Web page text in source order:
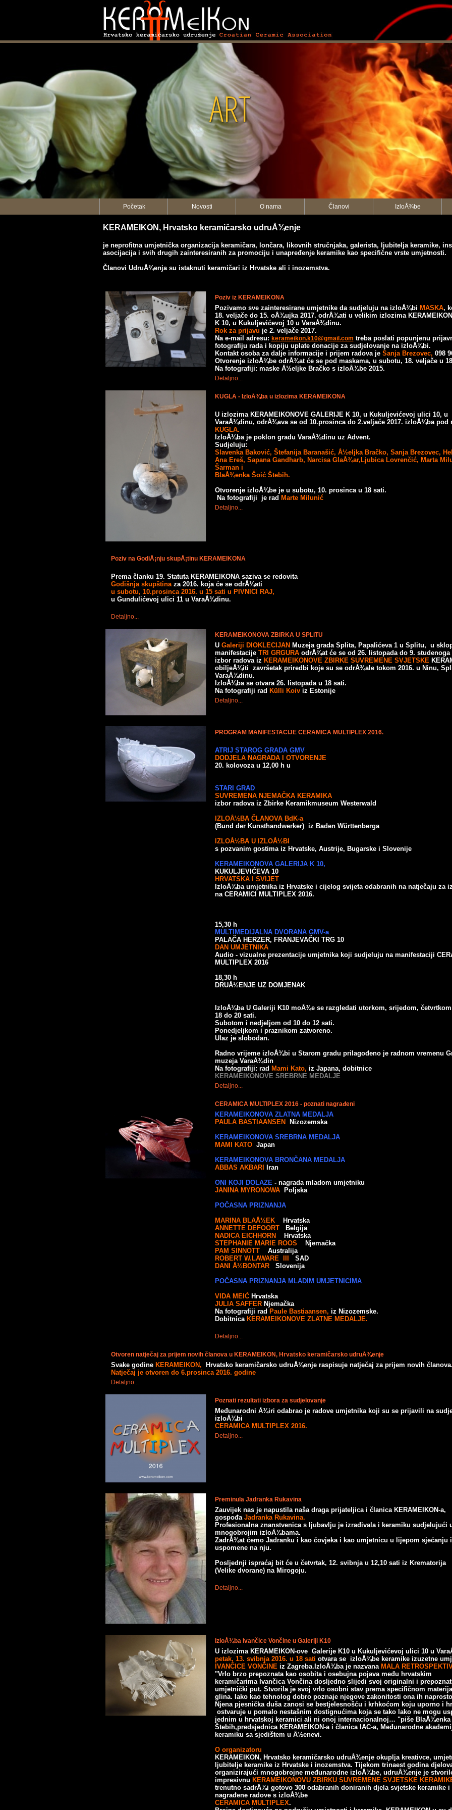
ART
Početak Novosti O nama Članovi IzloÅ¾be
KERAMEIKON, Hrvatsko keramičarsko udruÅ¾enje
je neprofitna umjetnička organizacija keramičara, lončara, likovnih stručnjaka, galerista, ljubitelja keramike,
asocijacija i svih drugih zainteresiranih za promociju i unapređenje keramike kao specifične vrste umjetnosti.
Članovi UdruÅ¾enjasu istaknuti keramičari iz Hrvatske ali i inozemstva.
Poziv iz KERAMEIKONA
Pozivamo sve zainteresirane umjetnike da sudjeluju na izloÅ¾bi MASKA,
18. veljače do 15. oÅ¾ujka 2017. odrÅ¾ati u velikim izlozima
K 10, u Kukuljevićevoj 10 u VaraÅ¾dinu.
Rok za prijavu je 2. veljače 2017.
Na e-mail adresu: kerameikon.k10@gmail.com treba poslati popunjenu
fotografiju rada i kopiju uplate donacije za sudjelovanje na izloÅ¾bi.
Kontakt osoba za dalje informacije i prijem radova je Sanja Brezovec, 098
Otvorenje izloÅ¾be odrÅ¾at će se pod maskama, u subotu, 18. veljače u
Na fotografiji: maske Å½eljke Bračko s izloÅ¾be 2015.
Detaljno...
KUGLA - IzloÅ¾ba u izlozima KERAMEIKONA
U izlozima KERAMEIKONOVE GALERIJE K 10, u Kukuljevićevoj ulici 10, u
VaraÅ¾dinu, odrÅ¾ava se od 10.prosinca do 2.veljače 2017. izloÅ¾ba pod
KUGLA.
IzloÅ¾ba je poklon gradu VaraÅ¾dinu uz Advent.
Sudjeluju:
Slavenka Baković, Štefanija Baranašić, Å½eljka Bračko, Sanja Brezovec,
Ana Ereš, Sapana Gandharb, Narcisa GlaÅ¾ar,Ljubica Lovrenčić, Marta
Šarman i
BlaÅ¾enka Šoić Štebih.
Otvorenje izloÅ¾be je u subotu, 10. prosinca u 18 sati.
Na fotografiji je rad Marte Milunić
Detaljno...
Poziv na GodiÅ¡nju skupÅ¡tinu KERAMEIKONA
Prema članku 19. Statuta KERAMEIKONA saziva se redovita
Godišnja skupštinaza 2016. koja će se odrÅ¾ati
u subotu, 10.prosinca 2016. u 15 sati u PIVNICI RAJ,
u Gundulićevoj ulici 11 u VaraÅ¾dinu.
Detaljno...
KERAMEIKONOVA ZBIRKA U SPLITU
U Galeriji DIOKLECIJAN Muzeja grada Splita, Papalićeva 1 u Splitu, u
manifestacijeTRI GRGURAodrÅ¾at će se od 26. listopada do 9.
izbor radova iz KERAMEIKONOVE ZBIRKE SUVREMENE SVJETSKE
obiljeÅ¾iti završetak priredbi koje su se odrÅ¾ale tokom 2016. u Ninu,
VaraÅ¾dinu.
IzloÅ¾ba se otvara 26. listopada u 18 sati.
Na fotografiji rad Külli Koiviz Estonije
Detaljno...
PROGRAM MANIFESTACIJE CERAMICA MULTIPLEX 2016.
ATRIJ STAROG GRADA GMV
DODJELA NAGRADA I OTVORENJE
20. kolovoza u 12,00 h u
STARI GRAD
SUVREMENA NJEMAČKA KERAMIKA
izbor radova iz Zbirke Keramikmuseum Westerwald
IZLOÅ½BA ČLANOVA BdK-a
(Bund der Kunsthandwerker) iz Baden Württenberga
IZLOÅ½BA U IZLOÅ½BI
s pozvanim gostima iz Hrvatske, Austrije, Bugarske i Slovenije
KERAMEIKONOVA GALERIJA K 10,
KUKULJEVIĆEVA 10
HRVATSKA I SVIJET
IzloÅ¾ba umjetnika iz Hrvatske i cijelog svijeta odabranih na natječaju za
na CERAMICI MULTIPLEX 2016.
15,30 h
MULTIMEDIJALNA DVORANA GMV-a
PALAČA HERZER, FRANJEVAČKI TRG 10
DAN UMJETNIKA
Audio - vizualne prezentacije umjetnika koji sudjeluju na manifestaciji
MULTIPLEX 2016
18,30 h
DRUÅ½ENJE UZ DOMJENAK
IzloÅ¾ba U Galeriji K10 moÅ¾e se razgledati utorkom, srijedom,
18 do 20 sati.
Subotom i nedjeljom od 10 do 12 sati.
Ponedjeljkom i praznikom zatvoreno.
Ulaz je slobodan.
Radno vrijeme izloÅ¾bi u Starom gradu prilagođeno je radnom vremenu
muzeja VaraÅ¾din
Na fotografiji: rad Mami Kato, iz Japana, dobitnice
KERAMEIKONOVE SREBRNE MEDALJE
Detaljno...
CERAMICA MULTIPLEX 2016 - poznati nagrađeni
KERAMEIKONOVA ZLATNA MEDALJA
PAULA BASTIAANSEN Nizozemska
KERAMEIKONOVA SREBRNA MEDALJA
MAMI KATO Japan
KERAMEIKONOVA BRONČANA MEDALJA
ABBAS AKBARI
Iran
ONI KOJI DOLAZE - nagrada mladom umjetniku
JANINA MYRONOWAPoljska
POČASNA PRIZNANJA
MARINA BLAÅ½EK
Hrvatska
ANNETTE DEFOORTBelgija
NADICA EICHHORN
Hrvatska
STEPHANIE MARIE ROOS
Njemačka
PAM SINNOTT
Australija
ROBERT W.LAWARE III
SAD
DANI Å½BONTAR
Slovenija
POČASNA PRIZNANJA MLADIM UMJETNICIMA
VIDA MEIĆHrvatska
JULIA SAFFERNjemačka
Na fotografiji rad Paule Bastiaansen, iz Nizozemske.
DobitnicaKERAMEIKONOVE ZLATNE MEDALJE.
Detaljno...
Otvoren natječaj za prijem novih članova u KERAMEIKON, Hrvatsko keramičarsko udruÅ¾enje
Svake godine KERAMEIKON, Hrvatsko keramičarsko udruÅ¾enje raspisuje natječaj za prijem novih članova.
Natječaj je otvoren do 6.prosinca 2016. godine
Detaljno...
Poznati rezultati izbora za sudjelovanje
Međunarodni Å¾iri odabrao je radove umjetnika koji su se prijavili na
izloÅ¾bi
CERAMICA MULTIPLEX 2016.
Detaljno...
Preminula Jadranka Rukavina
Zauvijek nas je napustila naša draga prijateljica i članica KERAMEIKON-a,
gospođaJadranka Rukavina.
Profesionalna znanstvenica s ljubavlju je izrađivala i keramiku sudjelujući
mnogobrojim izloÅ¾bama.
ZadrÅ¾at ćemo Jadranku i kao čovjeka i kao umjetnicu u lijepom sjećanju
uspomene na nju.
Posljednji ispraćaj bit će u četvrtak, 12. svibnja u 12,10 sati iz Krematorija
(Velike dvorane) na Mirogoju.
Detaljno...
IzloÅ¾ba Ivančice Vončine u Galeriji K10
U izlozima KERAMEIKON-ove Galerije K10 u Kukuljevićevoj ulici 10 u
petak, 13. svibnja 2016. u 18 sati otvara se izloÅ¾be keramike izuzetne
IVANČICE VONČINEiz Zagreba.IzloÅ¾ba je nazvana MALA
"Vrlo brzo prepoznata kao osobita i osebujna pojava među hrvatskim
keramičarima Ivančica Vončina dosljedno slijedi svoj originalni i
umjetnički put. Stvorila je svoj vrlo osobni stav prema specifičnom
glina. Iako kao tehnolog dobro poznaje njegove zakonitosti ona ih
Njena pjesnička duša zanosi se bestjelesnošću i krhkoćom koju uporno i
ostvaruje u pomalo nestašnim dostignućima koja se tako lako ne mogu
jednim u hrvatskoj keramici ali ni onoj internacionalnoj… "piše BlaÅ¾enka
Štebih,predsjednica KERAMEIKON-a i članica IAC-a, Međunarodne
keramiku sa sjedištem u Å½enevi.
O organizatoru
KERAMEIKON, Hrvatsko keramičarsko udruÅ¾enje okuplja kreativce,
ljubitelje keramike iz Hrvatske i inozemstva. Tijekom trinaest godina
organizirajući mnogobrojne međunarodne izloÅ¾be, udruÅ¾enje je
impresivnu KERAMEIKONOVU ZBIRKU SUVREMENE SVJETSKE
trenutno sadrÅ¾i gotovo 300 odabranih doniranih djela svjetske keramike i
nagrađene radove s izloÅ¾be
CERAMICA MULTIPLEX.